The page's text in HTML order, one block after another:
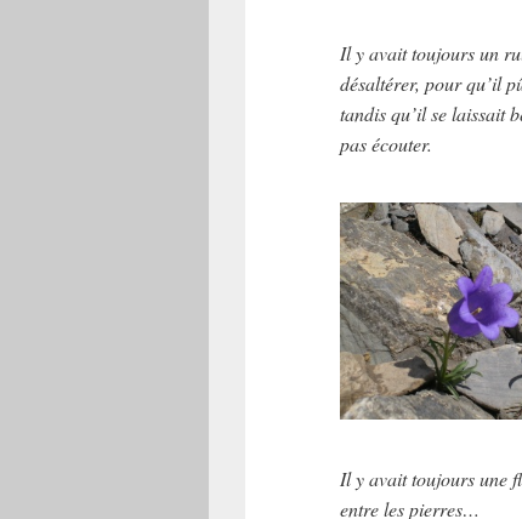
Il y avait toujours un
désaltérer, pour qu’il
tandis qu’il se laissait
pas écouter.
Il y avait toujours une
entre les pierres…